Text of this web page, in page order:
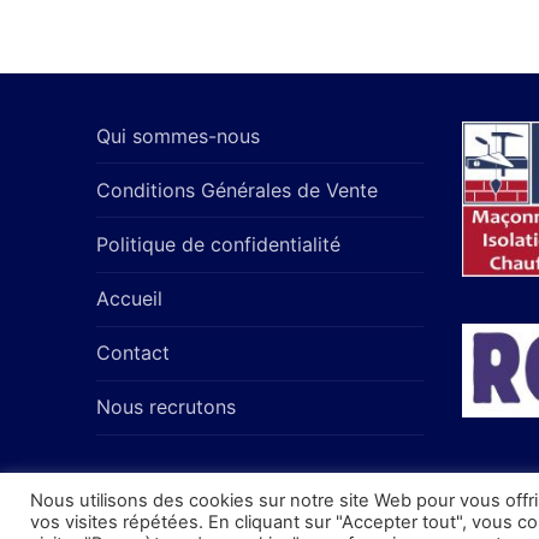
Qui sommes-nous
Conditions Générales de Vente
Politique de confidentialité
Accueil
Contact
Nous recrutons
Nous utilisons des cookies sur notre site Web pour vous
vos visites répétées. En cliquant sur "Accepter tout", vous